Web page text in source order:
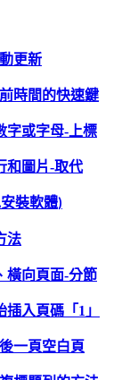
更新
時間的快速鍵
字或字母- 上標
和圖片-取代
裝軟體)
法
橫向頁面-分節
插入頁碼「 1 」
一頁空白頁